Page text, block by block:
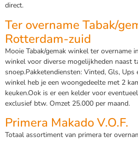
direct.
Ter overname Tabak/
Rotterdam-zuid
Mooie Tabak/gemak winkel ter overname
winkel voor diverse mogelijkheden naast
snoep.Pakketendiensten: Vinted, Gls, Ups
winkel heb je een woongedeelte met 2
keuken.Ook is er een kelder voor
exclusief btw. Omzet 25.000 per maand.
Primera Makado V.O.F.
Totaal assortiment van primera ter